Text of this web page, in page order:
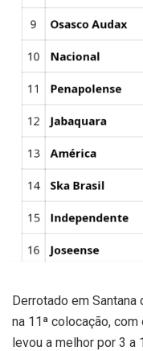
Derrotado em Santana
na 11ª colocação,
levou a melhor por 3